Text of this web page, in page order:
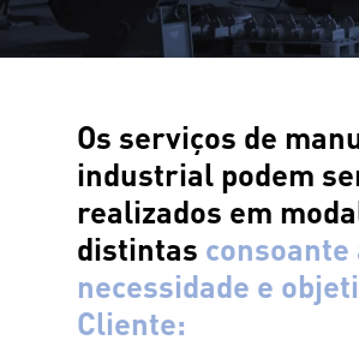
Os serviços de
industrial podem
realizados em
distintas consoante
necessidade e
Cliente: